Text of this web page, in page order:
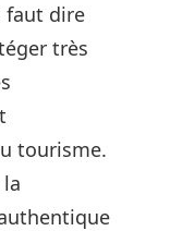
faut dire
très
tourisme.